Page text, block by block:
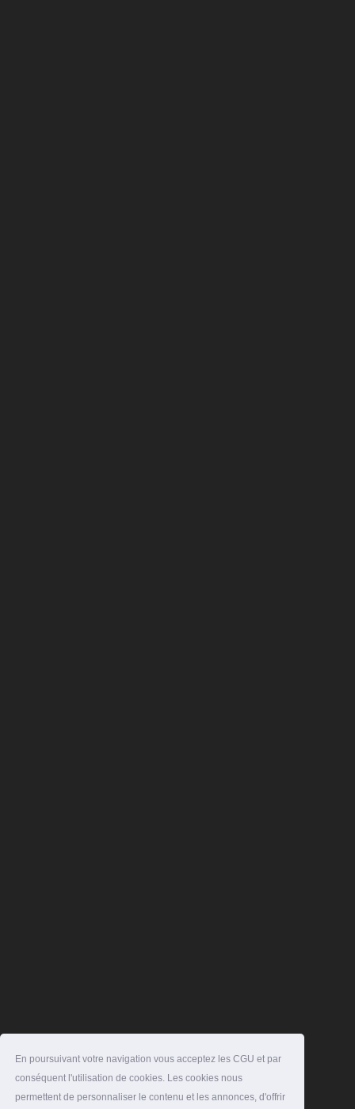
En poursuivant votre navigation vous acceptez les CGU et par
conséquent l'utilisation de cookies. Les cookies nous
permettent de personnaliser le contenu et les annonces, d'offrir